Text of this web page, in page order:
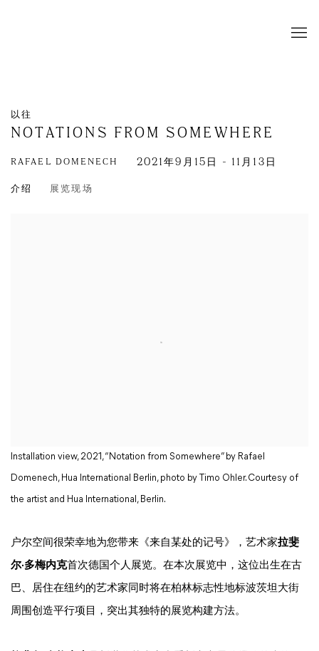
以往
NOTATIONS FROM SOMEWHERE
RAFAEL DOMENECH 2021年9月15日 - 11月13日
介绍 展览现场
Installation view, 2021, “Notation from Somewhere” by Rafael
Domenech, Hua International Berlin, photo by Timo Ohler. Courtesy of
the artist and Hua International, Berlin.
户尔空间很荣幸地为您带来 《来自某处的记号》 ，艺术家拉斐
尔·多梅内克首次德国个人展览。在本次展览中，这位出生在古
巴、居住在纽约的艺术家同时将在柏林标志性地标波茨坦大街
周围创造平行项目，突出其独特的展览构建方法。